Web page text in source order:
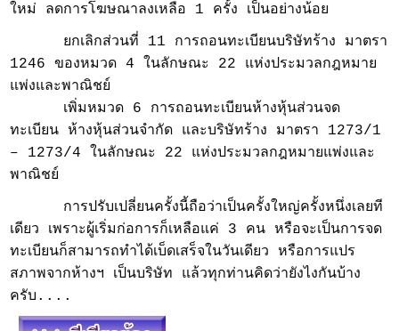
ใหม่ ลดการโฆษณาลงเหลือ 1 ครั้ง เป็นอย่างน้อย
ยกเลิกส่วนที่ 11 การถอนทะเบียนบริษัทร้าง มาตรา
1246 ของหมวด 4 ในลักษณะ 22 แห่งประมวลกฎหมาย
แพ่งและพาณิชย์
เพิ่มหมวด 6 การถอนทะเบียนห้างหุ้นส่วนจด
ทะเบียน ห้างหุ้นส่วนจำกัด และบริษัทร้าง มาตรา 1273/1
– 1273/4 ในลักษณะ 22 แห่งประมวลกฎหมายแพ่งและ
พาณิชย์
การปรับเปลี่ยนครั้งนี้ถือว่าเป็นครั้งใหญ่ครั้งหนึ่งเลยที
เดียว เพราะผู้เริ่มก่อการก็เหลือแค่ 3 คน หรือจะเป็นการจด
ทะเบียนก็สามารถทำได้เบ็ดเสร็จในวันเดียว หรือการแปร
สภาพจากห้างฯ เป็นบริษัท แล้วทุกท่านคิดว่ายังไงกันบ้าง
ครับ....